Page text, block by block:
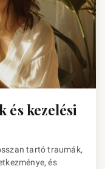
és kezelési
tartó traumák,
és